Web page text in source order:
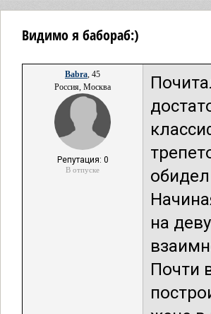
Видимо я бабораб:)
Babra, 45
Россия, Москва
Репутация: 0
В отпуске
на
Почти